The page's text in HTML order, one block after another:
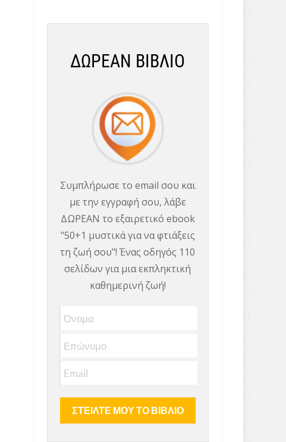
ΔΩΡΕΑΝ ΒΙΒΛΙΟ
Συμπλήρωσε το email σου και
με την εγγραφή σου, λάβε
ΔΩΡΕΑΝ το εξαιρετικό ebook
"50+1 μυστικά για να φτιάξεις
τη ζωή σου"! Ένας οδηγός 110
σελίδων για μια εκπληκτική
καθημερινή ζωή!